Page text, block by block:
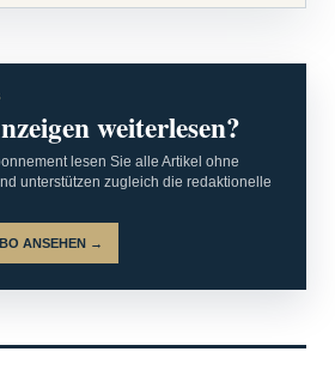
weiterlesen?
lesen Sie alle Artikel ohne
unterstützen zugleich die redaktionelle
ANSEHEN →